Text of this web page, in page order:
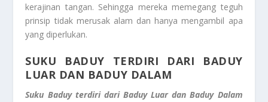
kerajinan tangan. Sehingga mereka memegang teguh
prinsip tidak merusak alam dan hanya mengambil apa
yang diperlukan.
SUKU BADUY TERDIRI DARI BADUY
LUAR DAN BADUY DALAM
Suku Baduy terdiri dari Baduy Luar dan Baduy Dalam